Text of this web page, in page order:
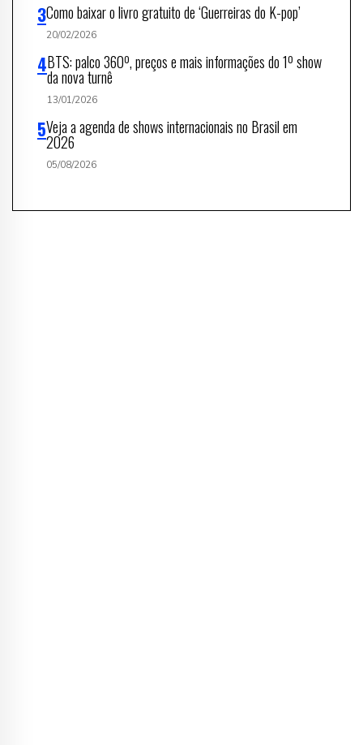
Como baixar o livro gratuito de ‘Guerreiras do K-pop’
20/02/2026
BTS: palco 360º, preços e mais informações do 1º show
da nova turnê
13/01/2026
Veja a agenda de shows internacionais no Brasil em
2026
05/08/2026